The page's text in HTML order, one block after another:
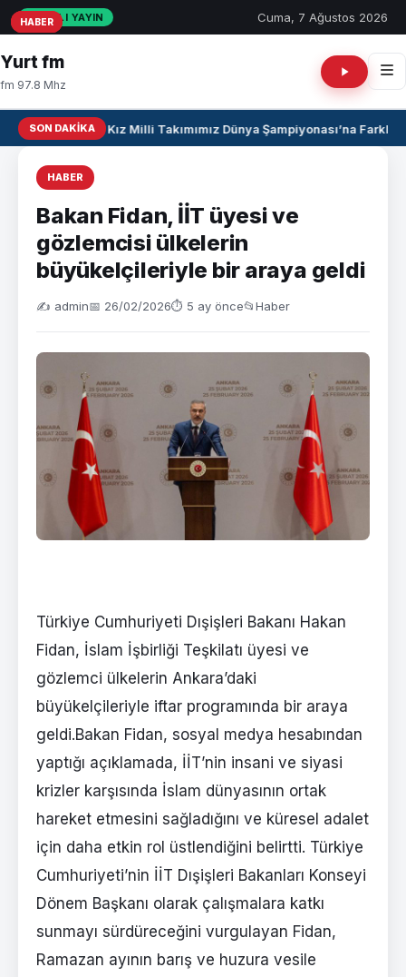
CANLI YAYIN Cuma, 7 Ağustos 2026
Yurt fm
fm 97.8 Mhz
SON DAKIKAU17 Kız Milli Takımımız Dünya Şampiyonası’na Farklı
HABER
Bakan Fidan, İİT üyesi ve
gözlemcisi ülkelerin
büyükelçileriyle bir araya geldi
✍️ admin📅 26/02/2026⏱ 5 ay önce📂Haber
Türkiye Cumhuriyeti Dışişleri Bakanı Hakan
Fidan, İslam İşbirliği Teşkilatı üyesi ve
gözlemci ülkelerin Ankara’daki
büyükelçileriyle iftar programında bir araya
geldi.Bakan Fidan, sosyal medya hesabından
yaptığı açıklamada, İİT’nin insani ve siyasi
krizler karşısında İslam dünyasının ortak
hareket etmesini sağladığını ve küresel adalet
için daha etkin rol üstlendiğini belirtti. Türkiye
Cumhuriyeti’nin İİT Dışişleri Bakanları Konseyi
Dönem Başkanı olarak çalışmalara katkı
sunmayı sürdüreceğini vurgulayan Fidan,
Ramazan ayının barış ve huzura vesile
HABER
HABER
HABER